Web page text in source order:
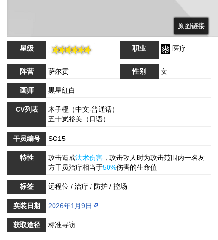
原图链接
原图链接
星级 职业 医疗
阵营 萨尔贡 性别 女
画师 黒星紅白
CV列表
木子橙（中文-普通话）
五十岚裕美（日语）
干员编号 SG15
特性 攻击造成法术伤害 ，攻击敌人时为攻击范围内一名友
方干员治疗相当于50%伤害的生命值
标签 远程位 / 治疗 / 防护 / 控场
实装日期 2026年1月9日
获取途径 标准寻访